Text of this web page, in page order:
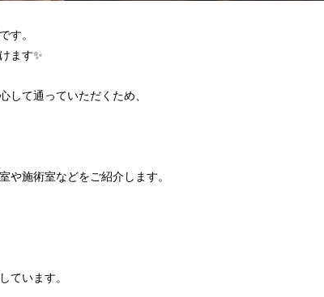
す。
ます✨
して通っていただくため、
や施術室などをご紹介します。
ています。